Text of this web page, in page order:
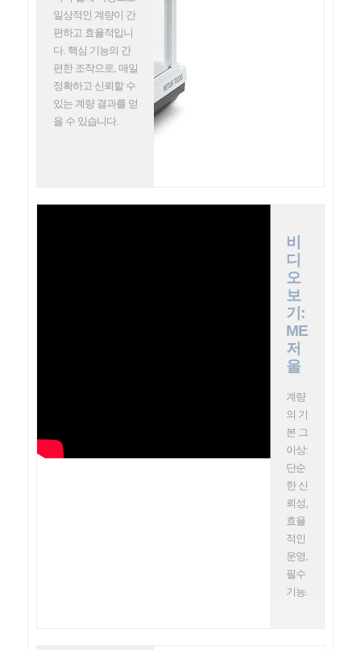
일상적인 계량이 간
편하고 효율적입니
다. 핵심 기능의 간
편한 조작으로, 매일
정확하고 신뢰할 수
있는 계량 결과를 얻
을 수 있습니다.
비
디
오
보
기:
ME
저
울
계량
의 기
본 그
이상:
단순
한 신
뢰성,
효율
적인
운영,
필수
기능.